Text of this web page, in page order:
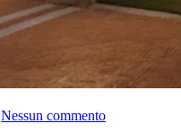
Nessun commento